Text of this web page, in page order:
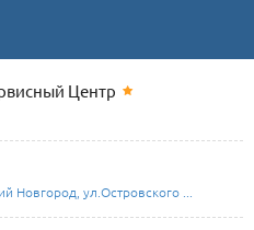
Центр
ул.Островского ...